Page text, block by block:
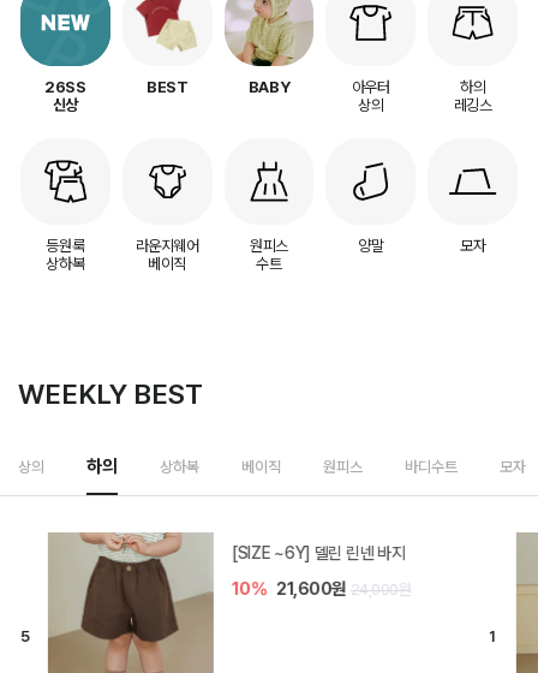
26SS
신상
BEST BABY
아우터
상의
하의
레깅스
등원룩
상하복
라운지웨어
베이직
원피스
수트
양말 모자
WEEKLY BEST
상의 하의 상하복 베이직 원피스 바디수트 모자
[SIZE ~6Y] 델린 린넨 바지
10% 21,600원 24,000원